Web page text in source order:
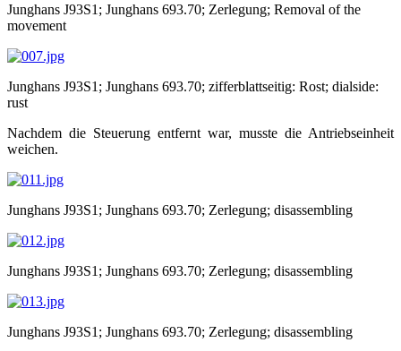
Junghans J93S1; Junghans 693.70; Zerlegung; Removal of the
movement
Junghans J93S1; Junghans 693.70; zifferblattseitig: Rost; dialside:
rust
Nachdem die Steuerung entfernt war, musste die Antriebseinheit
weichen.
Junghans J93S1; Junghans 693.70; Zerlegung; disassembling
Junghans J93S1; Junghans 693.70; Zerlegung; disassembling
Junghans J93S1; Junghans 693.70; Zerlegung; disassembling